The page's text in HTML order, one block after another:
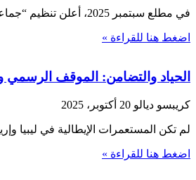
في مطلع سبتمبر 2025، أعلن تنظيم “جماعة نصرة الإسلام والمسلمين” (JNIM) على لسان المتحدث باسمها للعمليات في جنوب وغرب مالي، المعروف باسم أبو حمزة البنباري،
اضغط هنا للقراءة »
الحياد والتضامن: الموقف الرسمي
كريبسو ديالو 20 أكتوبر، 2025
لم تكن المستعمرات الإيطالية في ليبيا
اضغط هنا للقراءة »